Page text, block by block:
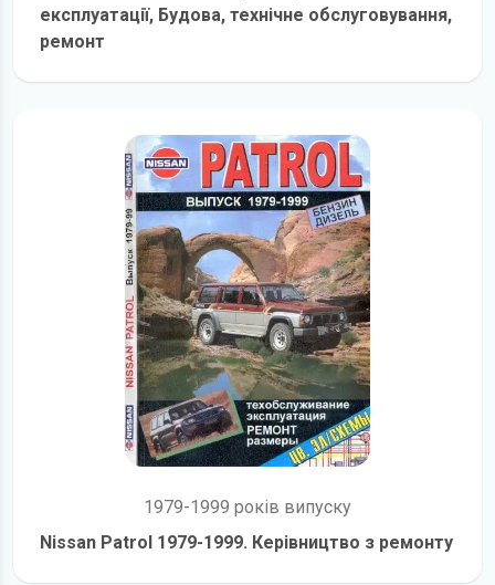
експлуатації, Будова, технічне обслуговування,
ремонт
1979-1999 років випуску
Nissan Patrol 1979-1999. Керівництво з ремонту